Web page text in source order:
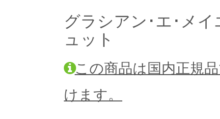
グラシアン･エ･メ
ュット
この商品は国内正規
けます。